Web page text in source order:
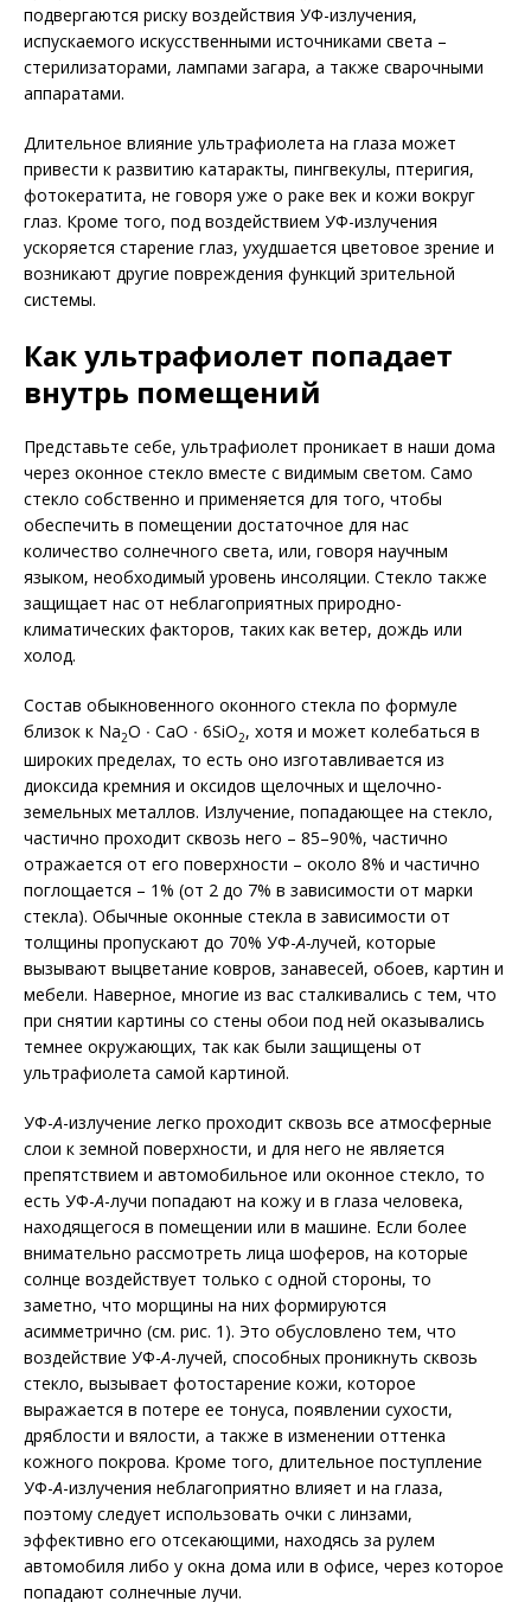
подвергаются риску воздействия УФ-излучения,
испускаемого искусственными источниками света –
стерилизаторами, лампами загара, а также сварочными
аппаратами.
Длительное влияние ультрафиолета на глаза может
привести к развитию катаракты, пингвекулы, птеригия,
фотокератита, не говоря уже о раке век и кожи вокруг
глаз. Кроме того, под воздействием УФ-излучения
ускоряется старение глаз, ухудшается цветовое зрение и
возникают другие повреждения функций зрительной
системы.
Как ультрафиолет попадает
внутрь помещений
Представьте себе, ультрафиолет проникает в наши дома
через оконное стекло вместе с видимым светом. Само
стекло собственно и применяется для того, чтобы
обеспечить в помещении достаточное для нас
количество солнечного света, или, говоря научным
языком, необходимый уровень инсоляции. Стекло также
защищает нас от неблагоприятных природно-
климатических факторов, таких как ветер, дождь или
холод.
Состав обыкновенного оконного стекла по формуле
близок к Na2O ∙ СаО ∙ 6SiO2, хотя и может колебаться в
широких пределах, то есть оно изготавливается из
диоксида кремния и оксидов щелочных и щелочно-
земельных металлов. Излучение, попадающее на стекло,
частично проходит сквозь него – 85–90%, частично
отражается от его поверхности – около 8% и частично
поглощается – 1% (от 2 до 7% в зависимости от марки
стекла). Обычные оконные стекла в зависимости от
толщины пропускают до 70% УФ-А-лучей, которые
вызывают выцветание ковров, занавесей, обоев, картин и
мебели. Наверное, многие из вас сталкивались с тем, что
при снятии картины со стены обои под ней оказывались
темнее окружающих, так как были защищены от
ультрафиолета самой картиной.
УФ-А-излучение легко проходит сквозь все атмосферные
слои к земной поверхности, и для него не является
препятствием и автомобильное или оконное стекло, то
есть УФ-A-лучи попадают на кожу и в глаза человека,
находящегося в помещении или в машине. Если более
внимательно рассмотреть лица шоферов, на которые
солнце воздействует только с одной стороны, то
заметно, что морщины на них формируются
асимметрично (см. рис. 1). Это обусловлено тем, что
воздействие УФ-А-лучей, способных проникнуть сквозь
стекло, вызывает фотостарение кожи, которое
выражается в потере ее тонуса, появлении сухости,
дряблости и вялости, а также в изменении оттенка
кожного покрова. Кроме того, длительное поступление
УФ-А-излучения неблагоприятно влияет и на глаза,
поэтому следует использовать очки с линзами,
эффективно его отсекающими, находясь за рулем
автомобиля либо у окна дома или в офисе, через которое
попадают солнечные лучи.